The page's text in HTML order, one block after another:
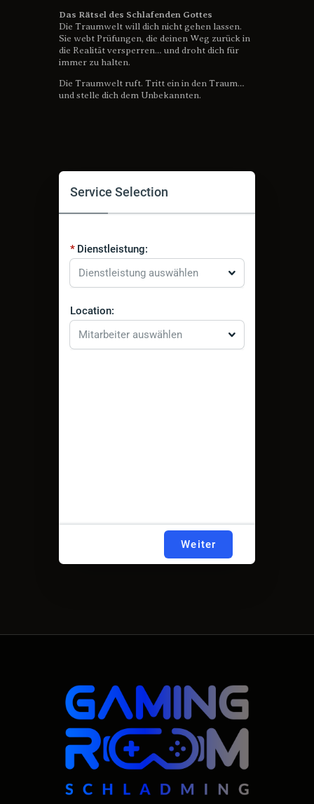
Das Rätsel des Schlafenden Gottes
Die Traumwelt will dich nicht gehen lassen.
Sie webt Prüfungen, die deinen Weg zurück in
die Realität versperren… und droht dich für
immer zu halten.
Die Traumwelt ruft. Tritt ein in den Traum…
und stelle dich dem Unbekannten.
Service Selection
Dienstleistung:
Dienstleistung auswählen
Location:
Mitarbeiter auswählen
Weiter